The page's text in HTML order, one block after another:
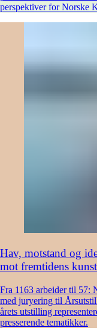
perspektiver for Norske
Hav, motstand og
mot fremtidens
Fra 1163 arbeider til 57:
med juryering til
årets utstilling
presserende tematikker.